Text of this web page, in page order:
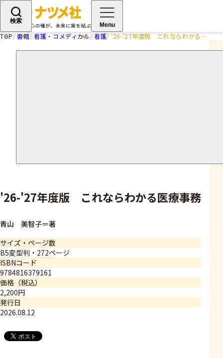
検索
Menu
TOP 書籍 看護・コメディカル 看護 '26-'27年度版 これならわかる医療事務
'26-'27年度版 これならわかる医療事務
青山 美智子＝著
サイズ・ページ数
B5変型判・272ページ
ISBNコード
9784816379161
価格（税込）
2,200円
発行日
2026.08.12